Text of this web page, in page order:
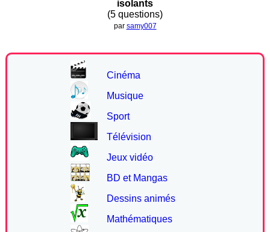
isolants
(5 questions)
par samy007
Cinéma
Musique
Sport
Télévision
Jeux vidéo
BD et Mangas
Dessins animés
Mathématiques